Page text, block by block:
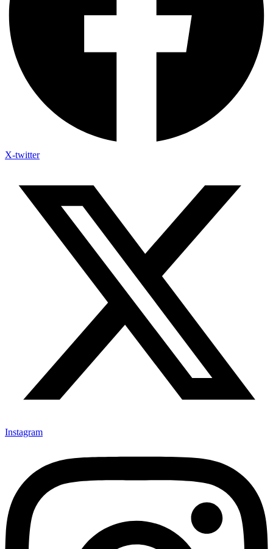
X-twitter
Instagram